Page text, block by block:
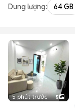
Dung lượng: 64 GB
5 phút trước 5